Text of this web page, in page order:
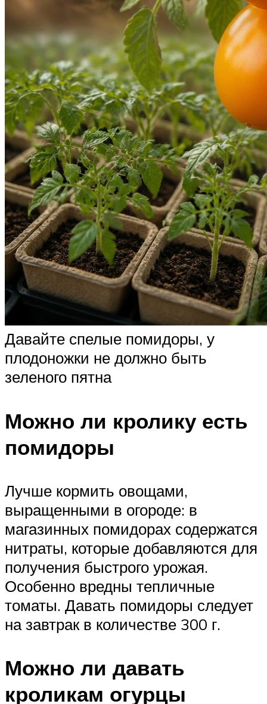
Давайте спелые помидоры, у
плодоножки не должно быть
зеленого пятна
Можно ли кролику есть
помидоры
Лучше кормить овощами,
выращенными в огороде: в
магазинных помидорах содержатся
нитраты, которые добавляются для
получения быстрого урожая.
Особенно вредны тепличные
томаты. Давать помидоры следует
на завтрак в количестве 300 г.
Можно ли давать
кроликам огурцы